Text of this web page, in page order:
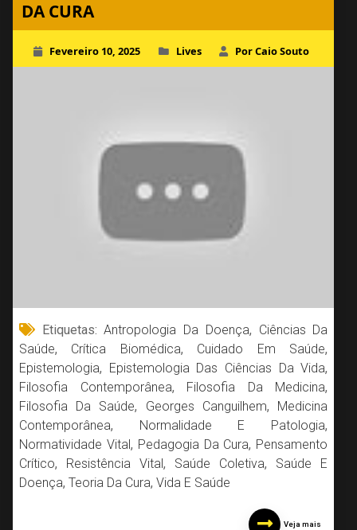
DA CURA
Fevereiro 10, 2025 Lives Por Caio Souto
Etiquetas:Antropologia Da Doença, Ciências Da
Saúde, Crítica Biomédica, Cuidado Em Saúde,
Epistemologia, Epistemologia Das Ciências Da Vida,
Filosofia Contemporânea, Filosofia Da Medicina,
Filosofia Da Saúde, Georges Canguilhem, Medicina
Contemporânea, Normalidade E Patologia,
Normatividade Vital, Pedagogia Da Cura, Pensamento
Crítico, Resistência Vital, Saúde Coletiva, Saúde E
Doença, Teoria Da Cura, Vida E Saúde
Veja mais